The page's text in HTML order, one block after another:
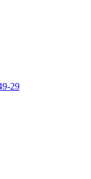
29